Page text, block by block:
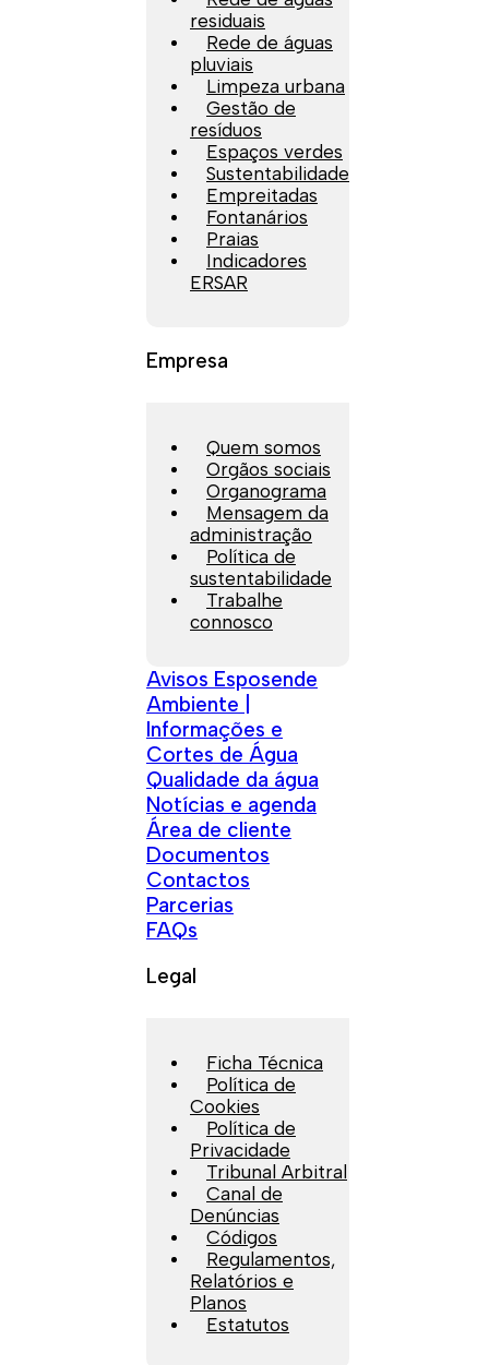
residuais
Rede de águas
pluviais
Limpeza urbana
Gestão de
resíduos
Espaços verdes
Sustentabilidade
Empreitadas
Fontanários
Praias
Indicadores
ERSAR
Empresa
Quem somos
Orgãos sociais
Organograma
Mensagem da
administração
Política de
sustentabilidade
Trabalhe
connosco
Avisos Esposende
Ambiente |
Informações e
Cortes de Água
Qualidade da água
Notícias e agenda
Área de cliente
Documentos
Contactos
Parcerias
FAQs
Legal
Ficha Técnica
Política de
Cookies
Política de
Privacidade
Tribunal Arbitral
Canal de
Denúncias
Códigos
Regulamentos,
Relatórios e
Planos
Estatutos